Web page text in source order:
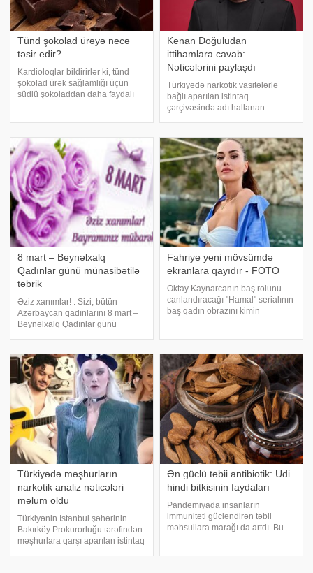
Tünd şokolad ürəyə necə
təsir edir?
Kardioloqlar bildirirlər ki, tünd
şokolad ürək sağlamlığı üçün
südlü şokoladdan daha faydalı
maddələrdir. -a istinadən bildirir
ki
Kenan Doğuludan
ittihamlara cavab:
Nəticələrini paylaşdı
Türkiyədə narkotik vasitələrlə
bağlı aparılan istintaq
çərçivəsində adı hallanan
Türkiyə mətbuatına istinadən
xəbər verir ki, sənətçi sosial
media hesabında paylaşdığ
8 mart – Beynəlxalq
Qadınlar günü münasibətilə
təbrik
Əziz xanımlar! . Sizi, bütün
Azərbaycan qadınlarını 8 mart –
Beynəlxalq Qadınlar günü
cansağlığı, ailə səadəti və
işlərinizdə müvəffəqiyyətlər
arzulayırıq. Sizə ən gözə
Fahriye yeni mövsümdə
ekranlara qayıdır - FOTO
Oktay Kaynarcanın baş rolunu
canlandıracağı "Hamal" serialının
baş qadın obrazını kimin
olunacaq serialın baş qadı
Türkiyədə məşhurların
narkotik analiz nəticələri
məlum oldu
Türkiyənin İstanbul şəhərinin
Bakırköy Prokurorluğu tərəfindən
məşhurlara qarşı aparılan istintaq
Ən güclü təbii antibiotik: Udi
hindi bitkisinin faydaları
Pandemiyada insanların
immuniteti gücləndirən təbii
məhsullara marağı da artdı. Bu